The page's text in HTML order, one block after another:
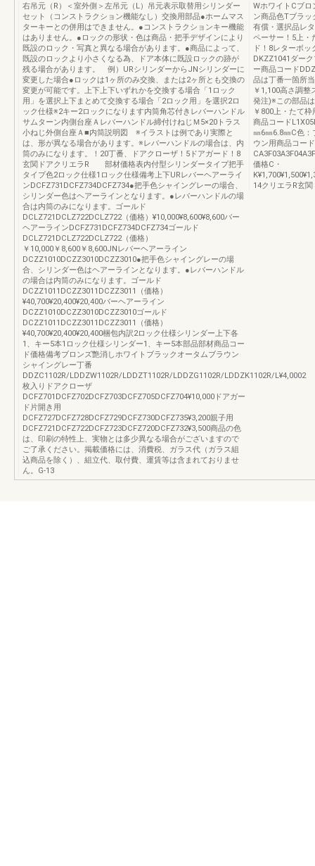
右吊元（R）＜室外側＞左吊元（L）吊元表示取替用シリンダー
セット（コンストラクション機能なし）交換用部品●ホームマス
ターキーとの併用はできません。●コンストラクションキー機能
はありません。●ロックの形状・色は商品・把手デザインにより
既設のロック・写真と異なる場合があります。●商品によって、
既設のロックより小さくなる為、ドア本体に既設ロックの跡が
残る場合があります。 例）URシリンダーからJNシリンダーに
変更した場合●ロックは1ヶ所のみ交換、または2ヶ所とも交換の
変更が可能です。上下上下いずれかを交換する場合「1ロック
用」を選択上下まとめて交換する場合「2ロック用」を選択2ロ
ック仕様※2キー2ロックになります内筒角芯付きレバーハンドル
サムターン内側台座Ａレバーハンドル締付けねじＭ5×20トラス
小ねじ外側台座Ａ■内筒説明図 ※イラストは例であり実際と
は、形が異なる場合があります。※レバーハンドルの場合は、内
筒のみになります。！20丁番、ドアクローザ！5ドアガード！8
玄関ドアクリエラR 部材価格表内付型シリンダータイプ把手
タイプ色2ロック仕様1ロック仕様備考上下URレバーヘアーライ
ンDCFZ731DCFZ734DCFZ734●把手色シャイングレーの場合、
シリンダー色はヘアーラインとなります。●レバーハンドルの場
合は内筒のみになります。ゴールド
DCLZ721DCLZ722DCLZ722（価格）¥10,000¥8,600¥8,600バー
ヘアーラインDCFZ731DCFZ734DCFZ734ゴールド
DCLZ721DCLZ722DCLZ722（価格）
￥10,000￥8,600￥8,600JNレバーヘアーライン
DCZZ1010DCZZ3010DCZZ3010●把手色シャイングレーの場
合、シリンダー色はヘアーラインとなります。●レバーハンドル
の場合は内筒のみになります。ゴールド
DCZZ1011DCZZ3011DCZZ3011（価格）
¥40,700¥20,400¥20,400バーヘアーライン
DCZZ1010DCZZ3010DCZZ3010ゴールド
DCZZ1011DCZZ3011DCZZ3011（価格）
¥40,700¥20,400¥20,400梱包内訳2ロック仕様シリンダー上下各
1、キー5本1ロック仕様シリンダー1、キー5本部品部材商品コー
ド価格備考ブロンズ艶消しホワイトブラックオータムブラウン
シャイングレー丁番
DDZC1102R/LDDZW1102R/LDDZT1102R/LDDZG1102R/LDDZK1102R/L¥4,0002
枚入りドアクローザ
DCFZ701DCFZ702DCFZ703DCFZ705DCFZ704¥10,000ドアガー
ド片開き用
DCFZ727DCFZ728DCFZ729DCFZ730DCFZ735¥3,200親子用
DCFZ721DCFZ722DCFZ723DCFZ720DCFZ732¥3,500商品の色
は、印刷の特性上、実物とは多少異なる場合がございますので
ご了承ください。掲載価格には、消費税、ガラス代（ガラス組
込商品を除く）、組立代、取付費、運賃等は含まれておりませ
ん。G-13
WホワイトCブロ
ン商品色Tブラッ
有償・選択品レ
ペーサー！5上・
ド！8レターボ
DKZZ1041ダー
ー商品コード
品は丁番一箇所
￥1,100高さ調
発注)※この部品
￥800上・たて
商品コード
㎜6㎜6.8㎜C色：
ウン用商品コード
価格C・
14クリエラR玄関